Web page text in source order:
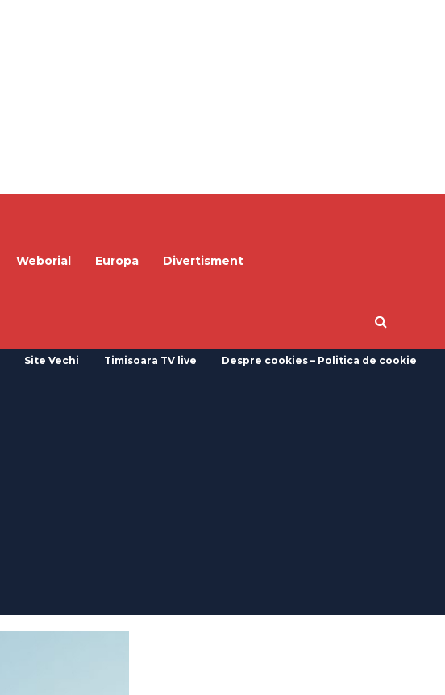
Weborial Europa
Divertisment
Site Vechi Timisoara TV live Despre cookies – Politica de cookie